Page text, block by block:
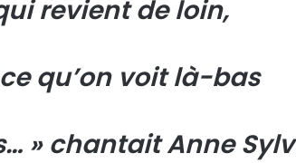
revient de loin,
qu’on voit là-bas
» chantait Anne